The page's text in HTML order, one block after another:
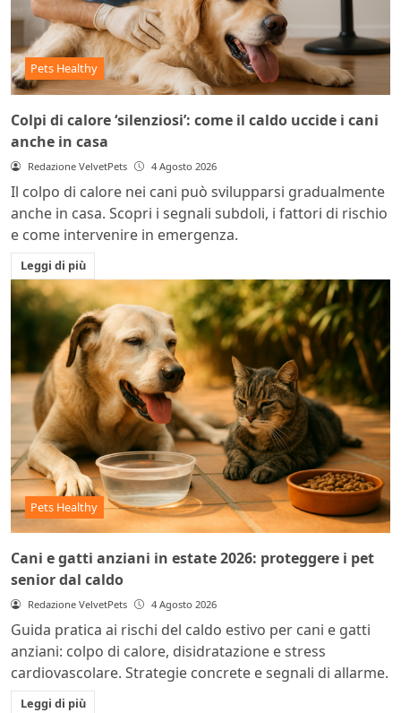
Pets Healthy
Colpi di calore ‘silenziosi’: come il caldo uccide i cani
anche in casa
Redazione VelvetPets 4 Agosto 2026
Il colpo di calore nei cani può svilupparsi gradualmente
anche in casa. Scopri i segnali subdoli, i fattori di rischio
e come intervenire in emergenza.
Leggi di più
Pets Healthy
Cani e gatti anziani in estate 2026: proteggere i pet
senior dal caldo
Redazione VelvetPets 4 Agosto 2026
Guida pratica ai rischi del caldo estivo per cani e gatti
anziani: colpo di calore, disidratazione e stress
cardiovascolare. Strategie concrete e segnali di allarme.
Leggi di più